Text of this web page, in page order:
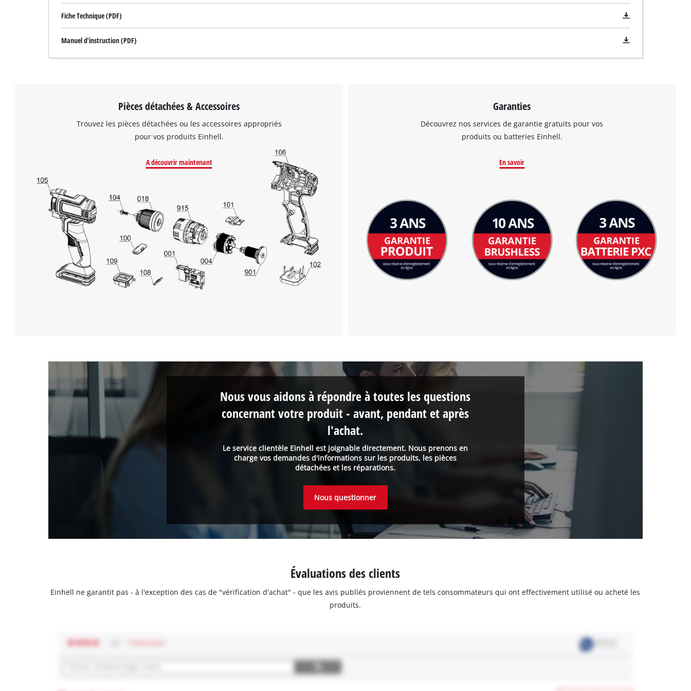
visitor. The website owner needs to setup
Fiche Technique (PDF)
Manuel d’instruction (PDF)
Pièces détachées & Accessoires
Trouvez les pièces détachées ou les accessoires appropriés
pour vos produits Einhell.
A découvrir maintenant
Garanties
Découvrez nos services de garantie gratuits pour vos
produits ou batteries Einhell.
En savoir
Le service clientèle Einhell est joignable directement. Nous prenons en
charge vos demandes d'informations sur les produits, les pièces
détachées et les réparations.
Nous vous aidons à répondre à toutes les questions
concernant votre produit - avant, pendant et après
l'achat.
Nous questionner
Évaluations des clients
Einhell ne garantit pas - à l'exception des cas de "vérification d'achat" - que les avis publiés proviennent de tels consommateurs qui ont effectivement utilisé ou acheté les
produits.